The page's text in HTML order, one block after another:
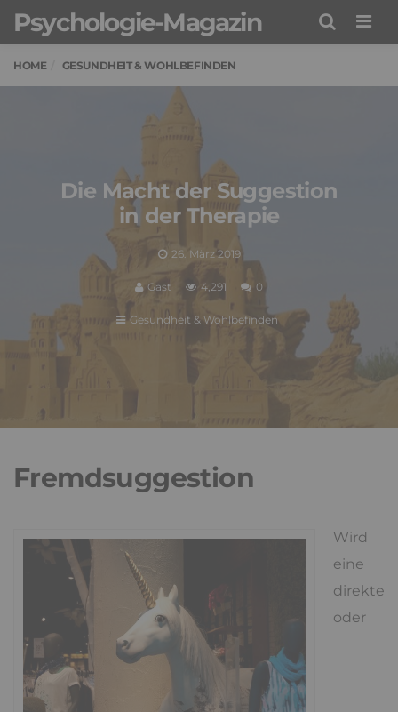
Psychologie-Magazin
HOME GESUNDHEIT & WOHLBEFINDEN
Die Macht der Suggestion
in der Therapie
26. März 2019
Gast 4,291 0
Gesundheit & Wohlbefinden
Fremdsuggestion
Wird
eine
direkte
oder